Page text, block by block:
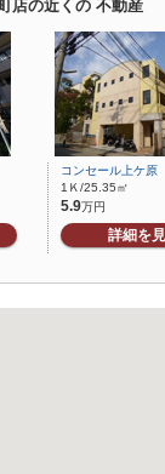
店の近くの 不動産
コンセール上ケ原
1Ｋ/25.35㎡
5.9万円
詳細を